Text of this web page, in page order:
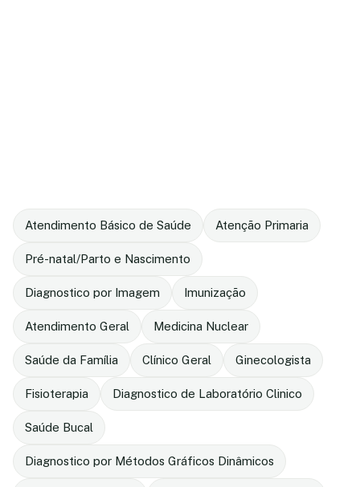
Atendimento Básico de Saúde Atenção Primaria
Pré-natal/Parto e Nascimento
Diagnostico por Imagem Imunização
Atendimento Geral Medicina Nuclear
Saúde da Família Clínico Geral Ginecologista
Fisioterapia Diagnostico de Laboratório Clinico
Saúde Bucal
Diagnostico por Métodos Gráficos Dinâmicos